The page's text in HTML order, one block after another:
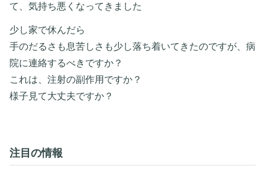
て、気持ち悪くなってきました
少し家で休んだら
手のだるさも息苦しさも少し落ち着いてきたのですが、病
院に連絡するべきですか？
これは、注射の副作用ですか？
様子見て大丈夫ですか？
注目の情報